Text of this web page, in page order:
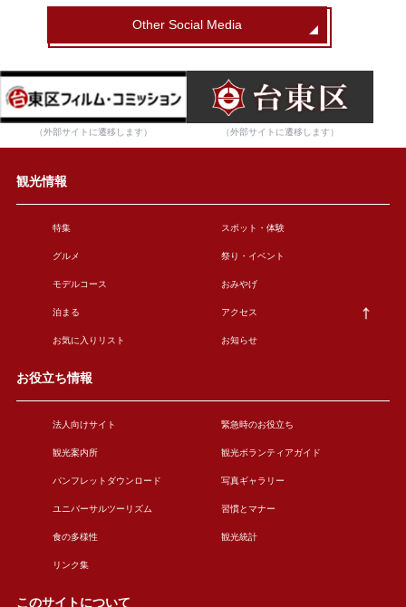
Other Social Media
（外部サイトに遷移します） （外部サイトに遷移します）
観光情報
特集 スポット・体験
グルメ 祭り・イベント
モデルコース おみやげ
泊まる アクセス
お気に入りリスト お知らせ
お役立ち情報
法人向けサイト 緊急時のお役立ち
観光案内所 観光ボランティアガイド
パンフレットダウンロード 写真ギャラリー
ユニバーサルツーリズム 習慣とマナー
食の多様性 観光統計
リンク集
このサイトについて